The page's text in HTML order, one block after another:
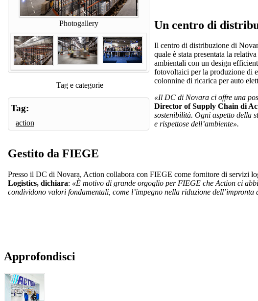
Photogallery
Tag e categorie
Tag:
action
Un centro di
Il centro di distribuzione di
quale è stata presentata la
ambientali con un design
fotovoltaici per la produzione di
colonnine di ricarica per auto
«Il DC di Novara ci offre una
Director of Supply Chain di
sostenibilità. Ogni aspetto della
e rispettose dell’ambiente».
Gestito da FIEGE
Presso il DC di Novara, Action collabora con FIEGE come fornitore di servizi
Logistics, dichiara: «È motivo di grande orgoglio per FIEGE che Action ci
condividono valori fondamentali, come l’impegno nella riduzione
Approfondisci